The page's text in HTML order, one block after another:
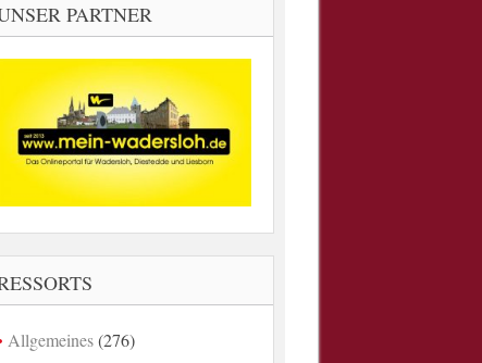
PARTNER
Allgemeines(276)